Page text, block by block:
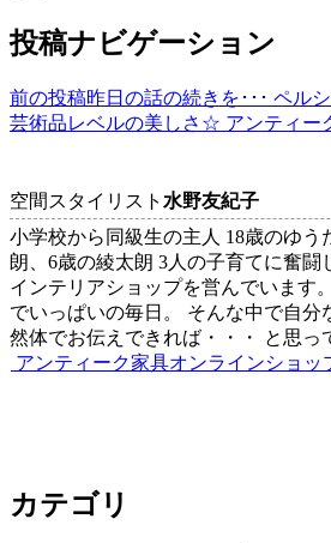
投稿ナビゲーション
前の投稿昨日の話の続きを･･･ ペル
芸術品レベルの美しさ☆ アンティー
空間スタイリスト 水野友紀子
小学校から同級生の主人 18歳のゆう
朗、6歳の綾太朗 3人の子育てに奮闘
インテリアショップを営んでいます
でいっぱいの毎日。 そんな中で自分
然体でお伝えできれば・・・ と思っ
アンティーク家具オンラインショッ
カテゴリ